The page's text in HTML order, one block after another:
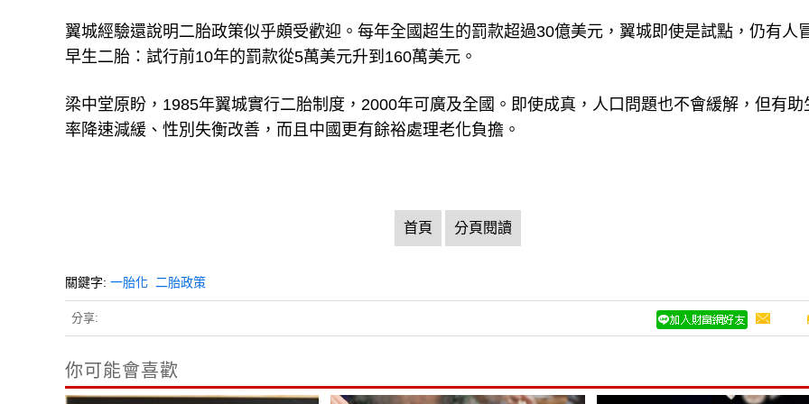
翼城經驗還說明二胎政策似乎頗受歡迎。每年全國超生的罰款超過30億美元，翼城即使是試點，仍有人
早生二胎：試行前10年的罰款從5萬美元升到160萬美元。
梁中堂原盼，1985年翼城實行二胎制度，2000年可廣及全國。即使成真，人口問題也不會緩解，但有助
率降速減緩、性別失衡改善，而且中國更有餘裕處理老化負擔。
首頁 分頁閱讀
關鍵字: 一胎化 二胎政策
分享:
你可能會喜歡